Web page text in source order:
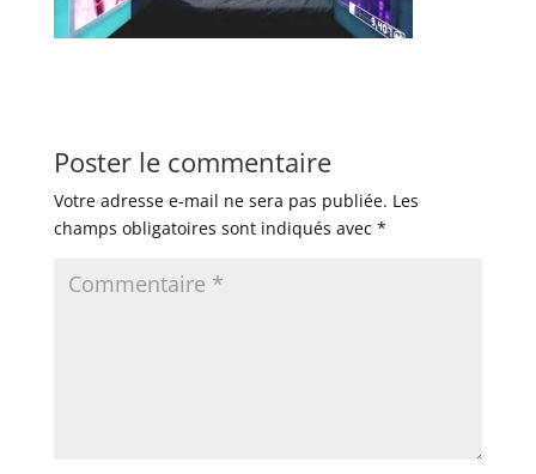
Poster le commentaire
Votre adresse e-mail ne sera pas publiée. Les
champs obligatoires sont indiqués avec *